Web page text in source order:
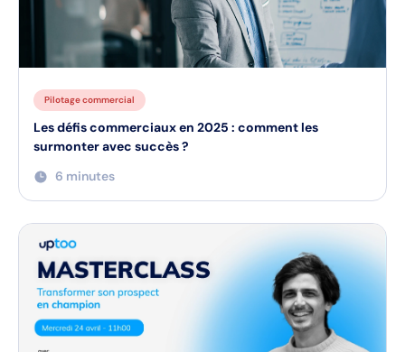
Masterclass
Pilotage commercial
Les défis commerciaux en 2025 : comment les
surmonter avec succès ?
6 minutes